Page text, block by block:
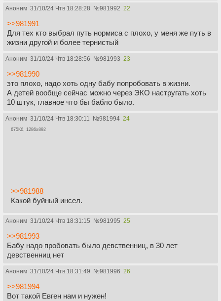
Аноним 31/10/24 Чтв 18:28:28 №981992 22
>>981991
Для тех кто выбрал путь нормиса с плохо, у меня же путь в
жизни другой и более тернистый
Аноним 31/10/24 Чтв 18:28:56 №981993 23
>>981990
это плохо, надо хоть одну бабу попробовать в жизни.
А детей вообще сейчас можно через ЭКО настругать хоть
10 штук, главное что бы бабло было.
Аноним 31/10/24 Чтв 18:30:11 №981994 24
675Кб, 1286x892
>>981988
Какой буйный инсел.
Аноним 31/10/24 Чтв 18:31:15 №981995 25
>>981993
Бабу надо пробовать было девственниц, в 30 лет
девственниц нет
Аноним 31/10/24 Чтв 18:31:49 №981996 26
>>981994
Вот такой Евген нам и нужен!